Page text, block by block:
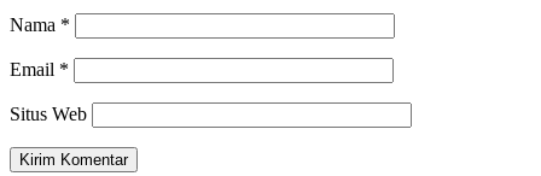
Nama *
Email *
Situs Web